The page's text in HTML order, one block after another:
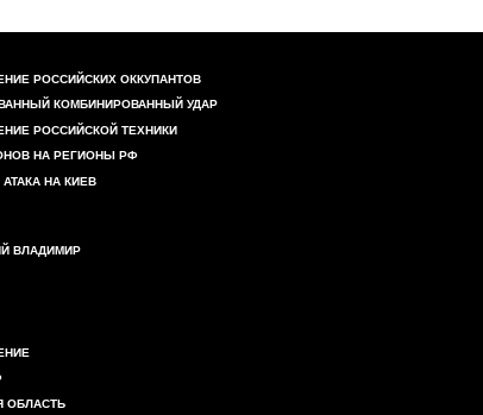
РОССИЙСКИХ ОККУПАНТОВ
КОМБИНИРОВАННЫЙ УДАР
РОССИЙСКОЙ ТЕХНИКИ
НА РЕГИОНЫ РФ
НА КИЕВ
ВЛАДИМИР
ОБЛАСТЬ